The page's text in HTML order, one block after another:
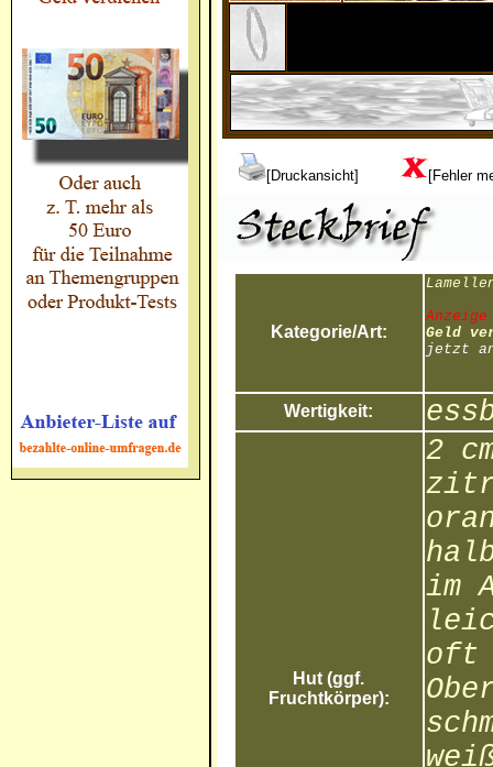
[Druckansicht] [Fehler
Kategorie/Art:
Anzeige
Geld
jetzt
Wertigkeit:
Hut (ggf.
Fruchtkörper):
2
im
oft